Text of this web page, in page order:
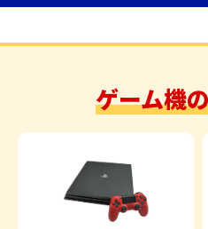
ゲーム機